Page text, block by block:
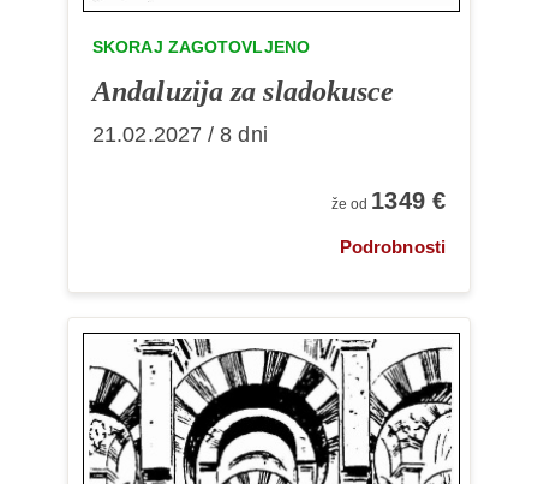
SKORAJ ZAGOTOVLJENO
Andaluzija za sladokusce
21.02.2027 / 8 dni
že od 1349 €
Podrobnosti